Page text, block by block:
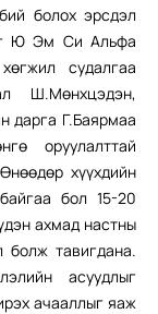
болох эрсдэл
Ю Эм Си Альфа
судалгаа
Ш.Мөнхцэдэн,
дарга Г.Баярмаа
оруулалттай
хүүхдийн
бол 15-20
ахмад настны
болж тавигдана.
асуудлыг
ачааллыг яаж